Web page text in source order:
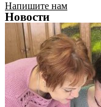
Напишите нам
Новости